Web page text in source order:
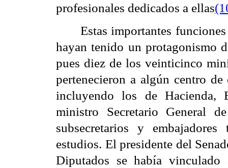
profesionales dedicados a ellas
Estas importantes
hayan tenido un protagonismo
pues diez de los veinticinco
pertenecieron a algún centro
incluyendo los de Hacienda,
ministro Secretario General
subsecretarios y
estudios. El presidente del
Diputados se había